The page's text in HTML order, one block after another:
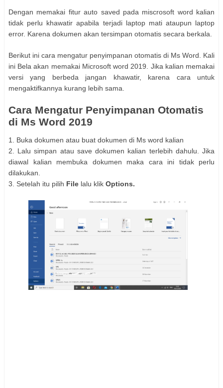
Dengan memakai fitur auto saved pada miscrosoft word kalian
tidak perlu khawatir apabila terjadi laptop mati ataupun laptop
error. Karena dokumen akan tersimpan otomatis secara berkala.
Berikut ini cara mengatur penyimpanan otomatis di Ms Word. Kali
ini Bela akan memakai Microsoft word 2019. Jika kalian memakai
versi yang berbeda jangan khawatir, karena cara untuk
mengaktifkannya kurang lebih sama.
Cara Mengatur Penyimpanan Otomatis
di Ms Word 2019
1. Buka dokumen atau buat dokumen di Ms word kalian
2. Lalu simpan atau save dokumen kalian terlebih dahulu. Jika
diawal kalian membuka dokumen maka cara ini tidak perlu
dilakukan.
3. Setelah itu pilih File lalu klik Options.